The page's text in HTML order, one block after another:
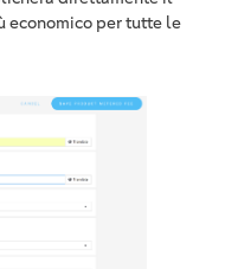
economico per tutte le